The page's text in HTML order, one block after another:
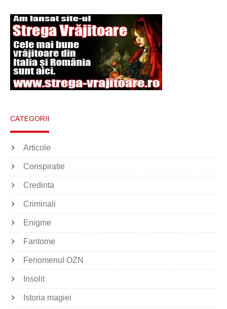
CATEGORII
Articole
Conspiratie
Credinta
Criminali
Enigme
Fantome
Fenomenul OZN
Insolit
Istoria magiei